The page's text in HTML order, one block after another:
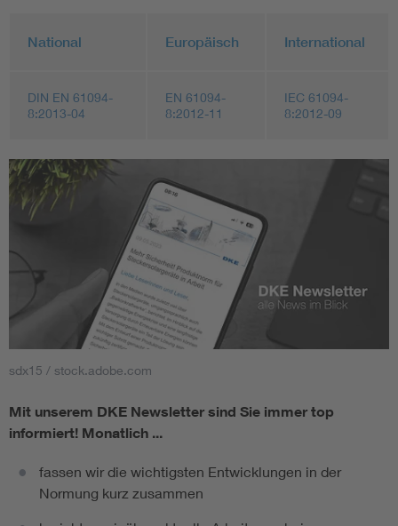
National Europäisch International
DIN EN 61094-
8:2013-04
EN 61094-
8:2012-11
IEC 61094-
8:2012-09
sdx15 / stock.adobe.com
Mit unserem DKE Newsletter sind Sie immer top
informiert! Monatlich ...
fassen wir die wichtigsten Entwicklungen in der
Normung kurz zusammen